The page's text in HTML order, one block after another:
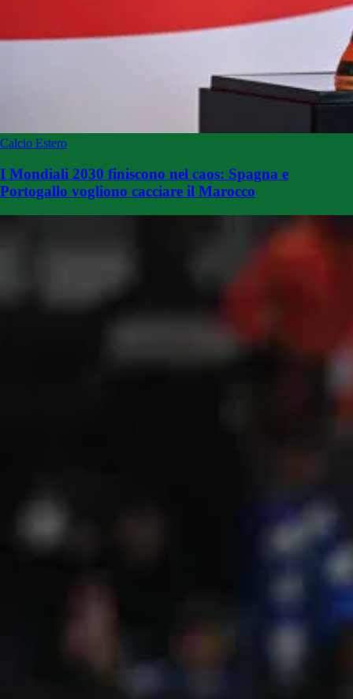
Calcio Estero
I Mondiali 2030 finiscono nel caos: Spagna e
Portogallo vogliono cacciare il Marocco